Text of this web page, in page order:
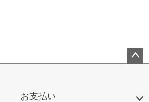
ップ
お支払い